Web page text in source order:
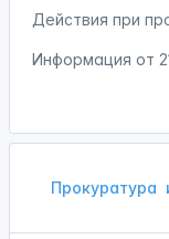
Действия при
Информация от
Прокуратура